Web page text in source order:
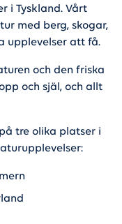
i Tyskland. Vårt
med berg, skogar,
upplevelser att få.
och den friska
och själ, och allt
tre olika platser i